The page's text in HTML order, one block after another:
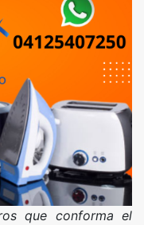
que conforma el